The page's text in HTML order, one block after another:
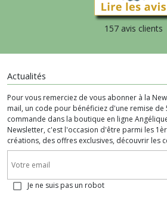
157 avis clients
Actualités
Pour vous remerciez de vous abonner à la
mail, un code pour bénéficiez d'une remise de
commande dans la boutique en ligne Angélique
Newsletter, c'est l'occasion d'être parmi les
créations, des offres exclusives, découvrir les
Je ne suis pas un robot